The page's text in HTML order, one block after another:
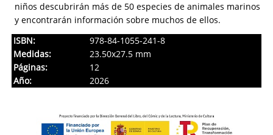
niños descubrirán más de 50 especies de animales marinos
y encontrarán información sobre muchos de ellos.
ISBN:
978-84-1055-241-8
Medidas:
23.50x27.5 mm
Páginas:
12
Año:
2026